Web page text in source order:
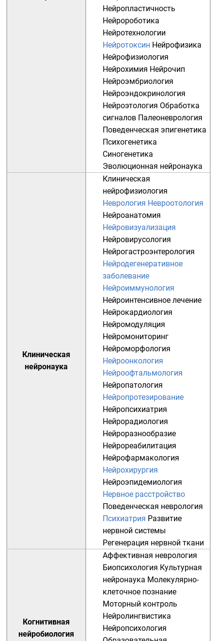
Нейропластичность
Нейророботика
Нейротехнологии
Нейротоксин Нейрофизика
Нейрофизиология
Нейрохимия Нейрочип
Нейроэмбриология
Нейроэндокринология
Нейроэтология Обработка
сигналов Палеоневрология
Поведенческая эпигенетика
Психогенетика
Синогенетика
Эволюционная нейронаука
Клиническая
нейронаука
Клиническая
нейрофизиология
Неврология Невроотология
Нейроанатомия
Нейровизуализация
Нейровирусология
Нейрогастроэнтерология
Нейродегенеративное
заболевание
Нейроиммунология
Нейроинтенсивное лечение
Нейрокардиология
Нейромодуляция
Нейромониторинг
Нейроморфология
Нейроонкология
Нейроофтальмология
Нейропатология
Нейропротезирование
Нейропсихиатрия
Нейрорадиология
Нейроразнообразие
Нейрореабилитация
Нейрофармакология
Нейрохирургия
Нейроэпидемиология
Нервное расстройство
Поведенческая неврология
Психиатрия Развитие
нервной системы
Регенерация нервной ткани
Когнитивная
нейробиология
Аффективная неврология
Биопсихология Культурная
нейронаука Молекулярно-
клеточное познание
Моторный контроль
Нейролингвистика
Нейропсихология